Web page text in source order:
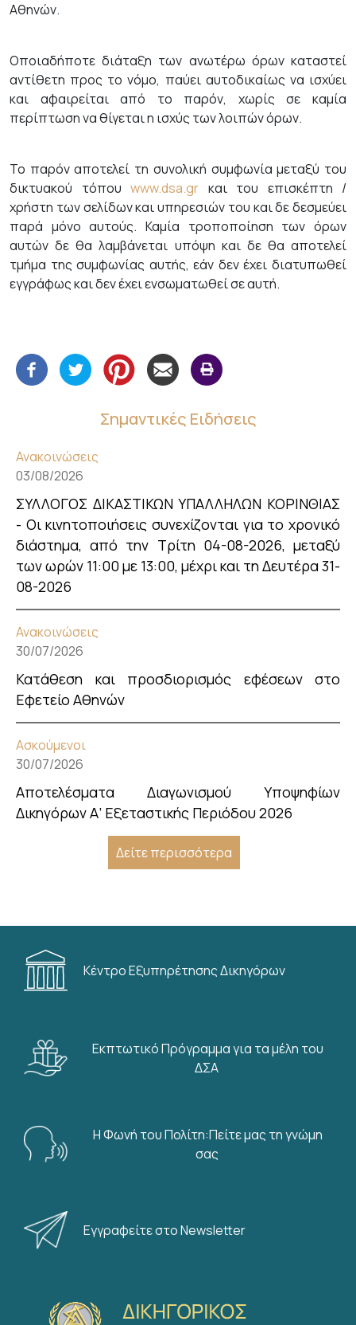
Σημαντικές Ειδήσεις
Ανακοινώσεις
03/08/2026
ΣΥΛΛΟΓΟΣ ΔΙΚΑΣΤΙΚΩΝ ΥΠΑΛΛΗΛΩΝ ΚΟΡΙΝΘΙΑΣ
- Οι κινητοποιήσεις συνεχίζονται για το χρονικό
διάστημα, από την Τρίτη 04-08-2026, μεταξύ
των ωρών 11:00 με 13:00, μέχρι και τη Δευτέρα 31-
08-2026
Ανακοινώσεις
30/07/2026
Κατάθεση και προσδιορισμός εφέσεων στο
Εφετείο Αθηνών
Ασκούμενοι
30/07/2026
Αποτελέσματα Διαγωνισμού Υποψηφίων
Δικηγόρων Α’ Εξεταστικής Περιόδου 2026
Δείτε περισσότερα
Αθηνών.
Οποιαδήποτε διάταξη των ανωτέρω όρων καταστεί
αντίθετη προς το νόμο, παύει αυτοδικαίως να ισχύει
και αφαιρείται από το παρόν, χωρίς σε καμία
περίπτωση να θίγεται η ισχύς των λοιπών όρων.
Το παρόν αποτελεί τη συνολική συμφωνία μεταξύ του
δικτυακού τόπου www.dsa.gr και του επισκέπτη /
χρήστη των σελίδων και υπηρεσιών του και δε δεσμεύει
παρά μόνο αυτούς. Καμία τροποποίηση των όρων
αυτών δε θα λαμβάνεται υπόψη και δε θα αποτελεί
τμήμα της συμφωνίας αυτής, εάν δεν έχει διατυπωθεί
εγγράφως και δεν έχει ενσωματωθεί σε αυτή.
Κέντρο Εξυπηρέτησης Δικηγόρων
Εκπτωτικό Πρόγραμμα για τα μέλη του
ΔΣΑ
Η Φωνή του Πολίτη:Πείτε μας τη γνώμη
σας
Εγγραφείτε στο Newsletter